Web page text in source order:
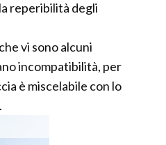
reperibilità degli
vi sono alcuni
incompatibilità, per
è miscelabile con lo